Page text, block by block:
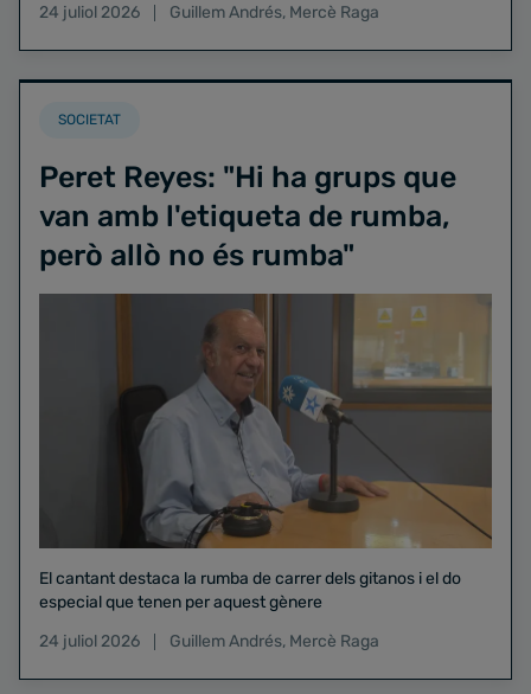
24 juliol 2026
Guillem Andrés, Mercè Raga
SOCIETAT
Peret Reyes: "Hi ha grups que
van amb l'etiqueta de rumba,
però allò no és rumba"
El cantant destaca la rumba de carrer dels gitanos i el do
especial que tenen per aquest gènere
24 juliol 2026
Guillem Andrés, Mercè Raga